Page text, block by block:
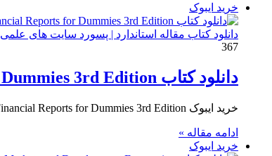
خرید ایبوک
دانلود کتاب مقاله استاندارد | پسورد سایت های علمی
367
دانلود کتاب Reading Financial Reports for Dummies 3rd Edition
خرید ایبوک Reading Financial Reports for Dummies 3rd Edition برای دانلود ایبوک Reading Financial Reports for Dummies 3rd Edition و…
ادامه مقاله »
خرید ایبوک